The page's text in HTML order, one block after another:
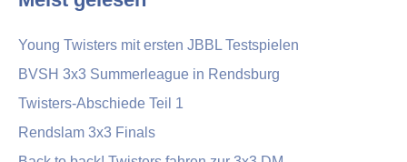
Young Twisters mit ersten JBBL Testspielen
BVSH 3x3 Summerleague in Rendsburg
Twisters-Abschiede Teil 1
Rendslam 3x3 Finals